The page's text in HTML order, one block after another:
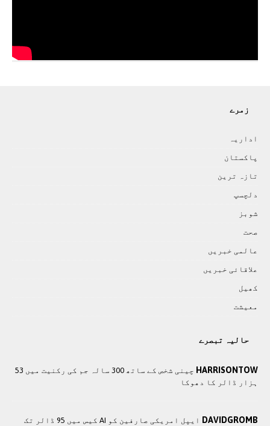
زمرے
اداريہ
پاکستان
تازہ ترين
دلچسپ
شوبز
صحت
عالمی خبريں
علاقائی خبريں
کھيل
معيشت
حالیہ تبصرے
HARRISONTOW
چینی شخص کے ساتھ 300 سالہ جم کی رکنیت میں 53
ہزار ڈالر کا دھوکا
DAVIDGROMB
ایپل امریکی صارفین کو AI کیس میں 95 ڈالر تک